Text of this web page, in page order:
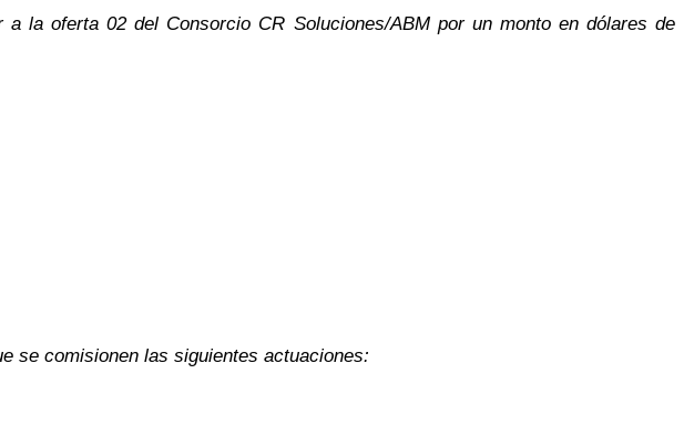
la oferta 02 del Consorcio CR Soluciones/ABM por un monto en dólares de
se comisionen las siguientes actuaciones: